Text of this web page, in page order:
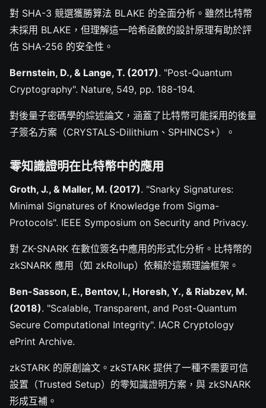
對 SHA-3 競選獲勝算法 BLAKE 的全面分析。雖然比特幣
未採用 BLAKE，但理解這一哈希函數的設計原理有助於評
估 SHA-256 的安全性。
Bernstein, D., & Lange, T. (2017). "Post-Quantum
Cryptography". Nature, 549, pp. 188-194.
對後量子密碼學的綜述論文，涵蓋了比特幣可能採用的後量
子簽名方案（CRYSTALS-Dilithium、SPHINCS+）。
零知識證明在比特幣中的應用
Groth, J., & Maller, M. (2017). "Snarky Signatures:
Minimal Signatures of Knowledge from Sigma-
Protocols". IEEE Symposium on Security and Privacy.
對 ZK-SNARK 在數位簽名中應用的形式化分析。比特幣的
zkSNARK 應用（如 zkRollup）依賴於這類理論框架。
Ben-Sasson, E., Bentov, I., Horesh, Y., & Riabzev, M.
(2018). "Scalable, Transparent, and Post-Quantum
Secure Computational Integrity". IACR Cryptology
ePrint Archive.
zkSTARK 的原創論文。zkSTARK 提供了一種不需要可信
設置（Trusted Setup）的零知識證明方案，與 zkSNARK
形成互補。